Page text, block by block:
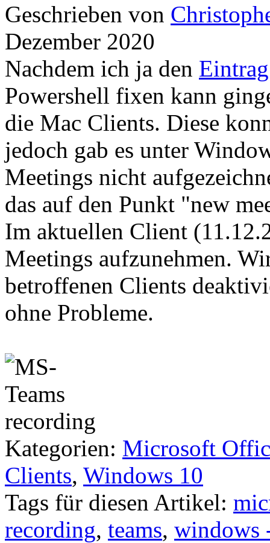
Geschrieben von
Dezember 2020
Nachdem ich ja den Eintrag
Powershell fixen kann
die Mac Clients. Diese
jedoch gab es unter
Meetings nicht
das auf den Punkt "new
Im aktuellen Client
Meetings aufzunehmen.
betroffenen Clients
ohne Probleme.
Kategorien: Microsoft
Clients, Windows 10
Tags für diesen Artikel:
recording, teams, windows